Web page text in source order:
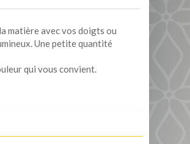
matière avec vos doigts ou
Une petite quantité
qui vous convient.